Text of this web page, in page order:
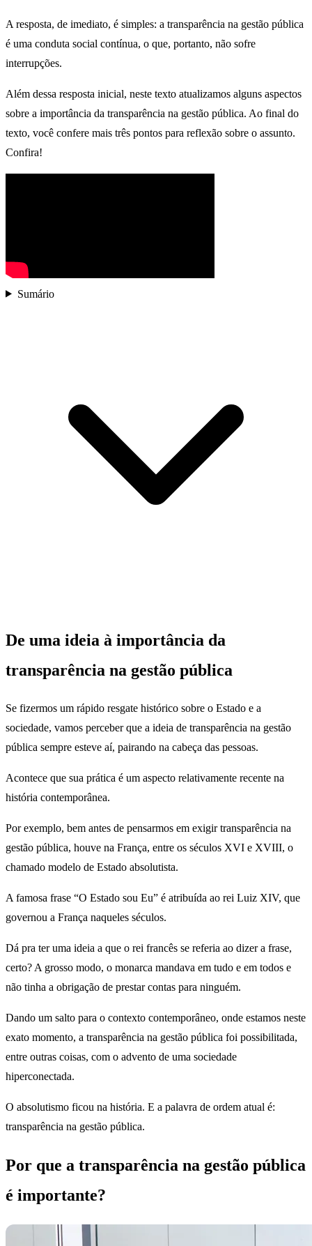
A resposta, de imediato, é simples: a transparência na gestão pública
é uma conduta social contínua, o que, portanto, não sofre
interrupções.
Além dessa resposta inicial, neste texto atualizamos alguns aspectos
sobre a importância da transparência na gestão pública. Ao final do
texto, você confere mais três pontos para reflexão sobre o assunto.
Confira!
Sumário
De uma ideia à importância da
transparência na gestão pública
Se fizermos um rápido resgate histórico sobre o Estado e a
sociedade, vamos perceber que a ideia de transparência na gestão
pública sempre esteve aí, pairando na cabeça das pessoas.
Acontece que sua prática é um aspecto relativamente recente na
história contemporânea.
Por exemplo, bem antes de pensarmos em exigir transparência na
gestão pública, houve na França, entre os séculos XVI e XVIII, o
chamado modelo de Estado absolutista.
A famosa frase “O Estado sou Eu” é atribuída ao rei Luiz XIV, que
governou a França naqueles séculos.
Dá pra ter uma ideia a que o rei francês se referia ao dizer a frase,
certo? A grosso modo, o monarca mandava em tudo e em todos e
não tinha a obrigação de prestar contas para ninguém.
Dando um salto para o contexto contemporâneo, onde estamos neste
exato momento, a transparência na gestão pública foi possibilitada,
entre outras coisas, com o advento de uma sociedade
hiperconectada.
O absolutismo ficou na história. E a palavra de ordem atual é:
transparência na gestão pública.
Por que a transparência na gestão pública
é importante?